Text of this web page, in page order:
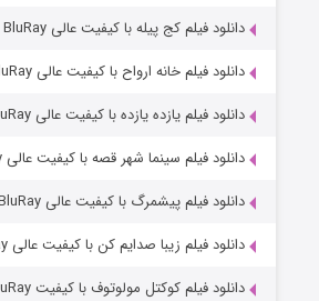
دانلود فیلم کج‌ پیله با کیفیت عالی BluRay
دانلود فیلم خانه ارواح با کیفیت عالی BluRay
دانلود فیلم یازده یازده با کیفیت عالی BluRay
دانلود فیلم سینما شهر قصه با کیفیت عالی BluRay
دانلود فیلم پیشمرگ با کیفیت عالی BluRay
دانلود فیلم زیبا صدایم کن با کیفیت عالی BluRay
دانلود فیلم کوکتل مولوتوف با کیفیت BluRay